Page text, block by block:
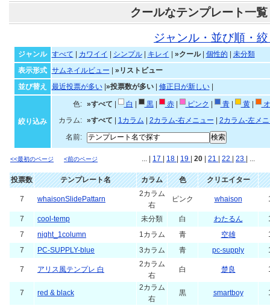
クールなテンプレート一覧
ジャンル・並び順・
ジャンル すべて カワイイ シンプル| キレイ »クール| 個性的
未分類
表示形式
サムネイルビュー
»リストビュー
並び替え
最近投票が多い| »投票数が多い| 修正日が新しい|
絞り込み
色: »すべて 白 黒| 赤| ピンク 青| 黄|
カラム:
»すべて 1カラム 2カラム-右メニュー
2カラム-左メ
名前:
<<最初のページ <前のページ ... | 17 18 19 20 21 22 23 | ...
投票数 テンプレート名 カラム 色 クリエイター
7 whaisonSlidePattarn
2カラム
右
ピンク whaison
7 cool-temp 未分類 白 わたるん
7
night_1column 1カラム 青 空雄
7
PC-SUPPLY-blue 3カラム 青 pc-supply
7 アリス風テンプレ 白
2カラム
右
白 楚良
7 red & black
2カラム
右
黒 smartboy